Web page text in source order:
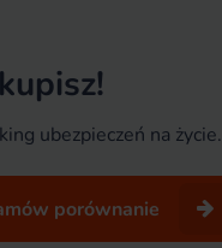
ubezpieczeń na życie.
porównanie